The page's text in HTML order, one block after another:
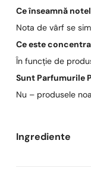
Ce înseamnă
Nota de vârf se
Ce este
În funcție de
Sunt Parfumurile
Nu – produsele
Ingrediente